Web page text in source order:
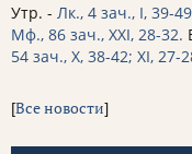
Утр. - Лк., 4 зач., I, 39-
Мф., 86 зач., XXI, 28-32.
54 зач., X, 38-42; XI, 27-
[Все новости]